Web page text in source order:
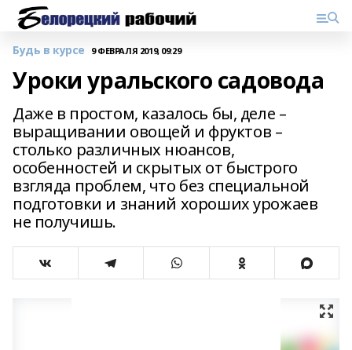
Будь в курсе 9 ФЕВРАЛЯ 2019, 09:29
Уроки уральского садовода
Даже в простом, казалось бы, деле –
выращивании овощей и фруктов –
столько различных нюансов,
особенностей и скрытых от быстрого
взгляда проблем, что без специальной
подготовки и знаний хороших урожаев
не получишь.